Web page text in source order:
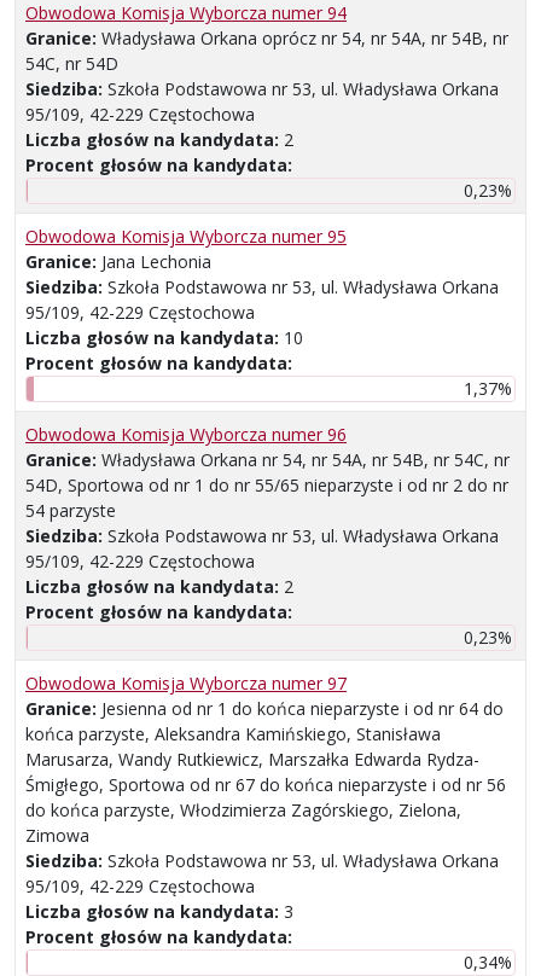
Obwodowa Komisja Wyborcza numer 94
Granice: Władysława Orkana oprócz nr 54, nr 54A, nr 54B, nr
54C, nr 54D
Siedziba: Szkoła Podstawowa nr 53, ul. Władysława Orkana
95/109, 42-229 Częstochowa
Liczba głosów na kandydata: 2
Procent głosów na kandydata:
0,23%
Obwodowa Komisja Wyborcza numer 95
Granice: Jana Lechonia
Siedziba: Szkoła Podstawowa nr 53, ul. Władysława Orkana
95/109, 42-229 Częstochowa
Liczba głosów na kandydata: 10
Procent głosów na kandydata:
1,37%
Obwodowa Komisja Wyborcza numer 96
Granice: Władysława Orkana nr 54, nr 54A, nr 54B, nr 54C, nr
54D, Sportowa od nr 1 do nr 55/65 nieparzyste i od nr 2 do nr
54 parzyste
Siedziba: Szkoła Podstawowa nr 53, ul. Władysława Orkana
95/109, 42-229 Częstochowa
Liczba głosów na kandydata: 2
Procent głosów na kandydata:
0,23%
Obwodowa Komisja Wyborcza numer 97
Granice: Jesienna od nr 1 do końca nieparzyste i od nr 64 do
końca parzyste, Aleksandra Kamińskiego, Stanisława
Marusarza, Wandy Rutkiewicz, Marszałka Edwarda Rydza-
Śmigłego, Sportowa od nr 67 do końca nieparzyste i od nr 56
do końca parzyste, Włodzimierza Zagórskiego, Zielona,
Zimowa
Siedziba: Szkoła Podstawowa nr 53, ul. Władysława Orkana
95/109, 42-229 Częstochowa
Liczba głosów na kandydata: 3
Procent głosów na kandydata:
0,34%